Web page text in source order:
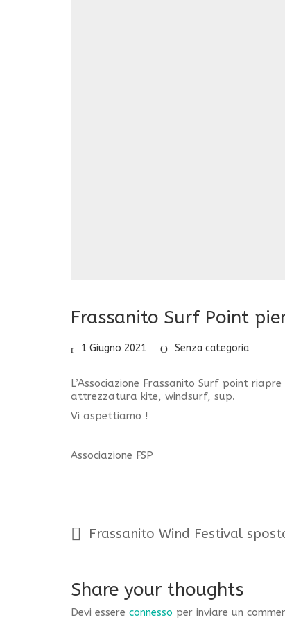
Frassanito Surf Point
1 Giugno 2021 Senza categoria
L’Associazione Frassanito Surf point
attrezzatura kite, windsurf, sup.
Vi aspettiamo !
Associazione FSP
Frassanito Wind Festival
Share your thoughts
Devi essere connesso per inviare un